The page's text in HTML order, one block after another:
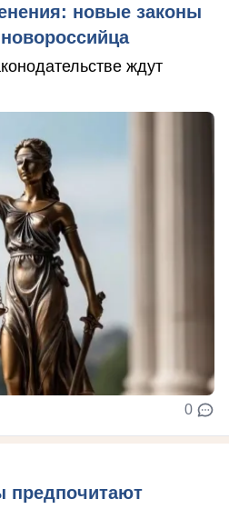
новые законы
ждут
0
предпочитают